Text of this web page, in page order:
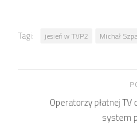
Tagi: jesień w TVP2 Michał
Operatorzy płatnej
system